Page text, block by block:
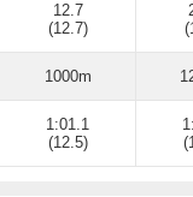
12.7
(12.7)
1000m
1:01.1
(12.5)